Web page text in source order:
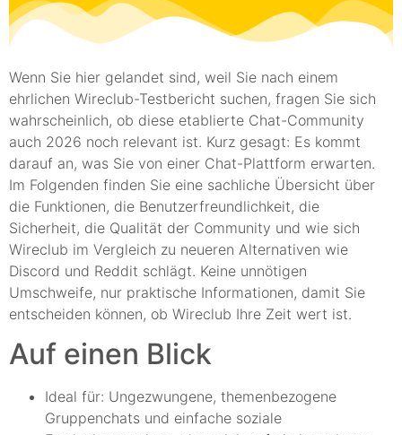
Wenn Sie hier gelandet sind, weil Sie nach einem
ehrlichen Wireclub-Testbericht suchen, fragen Sie sich
wahrscheinlich, ob diese etablierte Chat-Community
auch 2026 noch relevant ist. Kurz gesagt: Es kommt
darauf an, was Sie von einer Chat-Plattform erwarten.
Im Folgenden finden Sie eine sachliche Übersicht über
die Funktionen, die Benutzerfreundlichkeit, die
Sicherheit, die Qualität der Community und wie sich
Wireclub im Vergleich zu neueren Alternativen wie
Discord und Reddit schlägt. Keine unnötigen
Umschweife, nur praktische Informationen, damit Sie
entscheiden können, ob Wireclub Ihre Zeit wert ist.
Auf einen Blick
Ideal für: Ungezwungene, themenbezogene
Gruppenchats und einfache soziale